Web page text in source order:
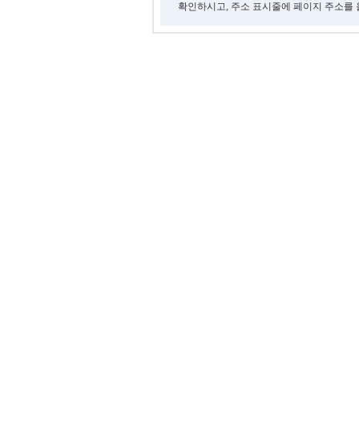
확인하시고, 주소 표시줄에 페이지 주소